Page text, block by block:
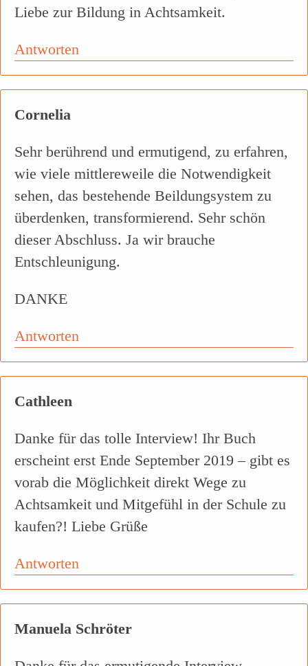
Liebe zur Bildung in Achtsamkeit.
Antworten
Cornelia
Sehr berührend und ermutigend, zu erfahren,
wie viele mittlereweile die Notwendigkeit
sehen, das bestehende Beildungsystem zu
überdenken, transformierend. Sehr schön
dieser Abschluss. Ja wir brauche
Entschleunigung.
DANKE
Antworten
Cathleen
Danke für das tolle Interview! Ihr Buch
erscheint erst Ende September 2019 – gibt es
vorab die Möglichkeit direkt Wege zu
Achtsamkeit und Mitgefühl in der Schule zu
kaufen?! Liebe Grüße
Antworten
Manuela Schröter